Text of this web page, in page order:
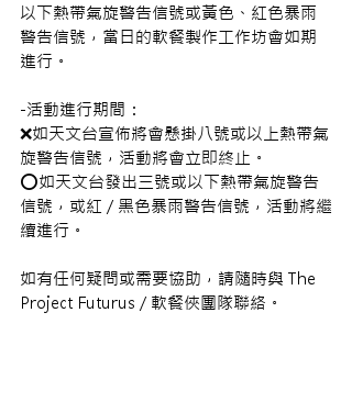
以下熱帶氣旋警告信號或黃色、紅色暴雨
警告信號，當日的軟餐製作工作坊會如期
進行。
-活動進行期間：
❌如天文台宣佈將會懸掛八號或以上熱帶氣
旋警告信號，活動將會立即終止。
⭕如天文台發出三號或以下熱帶氣旋警告
信號，或紅 / 黑色暴雨警告信號，活動將繼
續進行。
如有任何疑問或需要協助，請隨時與 The
Project Futurus / 軟餐俠團隊聯絡。